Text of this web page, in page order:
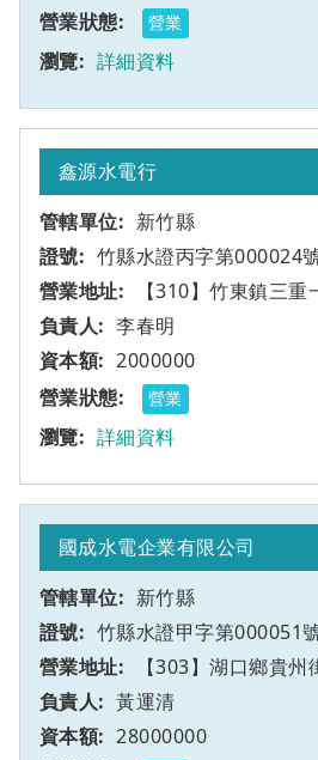
營業
詳細資料
鑫源水電行
新竹縣
竹縣水證丙字第000024
【310】竹東鎮三
李春明
2000000
營業
詳細資料
國成水電企業有限公司
新竹縣
竹縣水證甲字第000051
【303】湖口鄉貴
黃運清
28000000